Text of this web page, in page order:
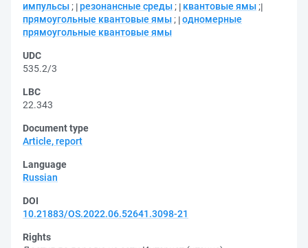
импульсы ; резонансные среды ; квантовые ямы ;
прямоугольные квантовые ямы ; одномерные
прямоугольные квантовые ямы
UDC
535.2/3
LBC
22.343
Document type
Article, report
Language
Russian
DOI
10.21883/OS.2022.06.52641.3098-21
Rights